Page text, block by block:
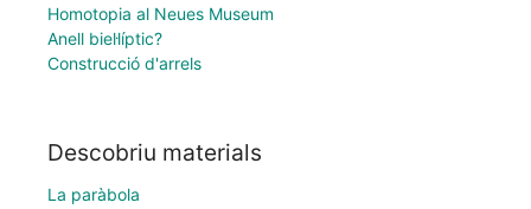
Homotopia al Neues Museum
Anell biel·líptic?
Construcció d'arrels
Descobriu materials
La paràbola